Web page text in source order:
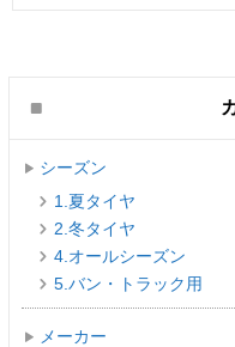
シーズン
1.夏タイヤ
2.冬タイヤ
4.オールシーズン
5.バン・トラック用
メーカー